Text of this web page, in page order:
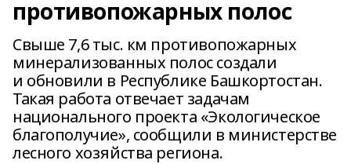
противопожарных полос
Свыше 7,6 тыс. км противопожарных
минерализованных полос создали
и обновили в Республике Башкортостан.
Такая работа отвечает задачам
национального проекта «Экологическое
благополучие», сообщили в министерстве
лесного хозяйства региона.